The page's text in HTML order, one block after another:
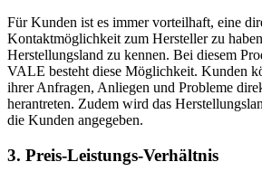
Für Kunden ist es immer vorteilhaft, eine
Kontaktmöglichkeit zum Hersteller zu
Herstellungsland zu kennen. Bei diesem
VALE besteht diese Möglichkeit. Kunden
ihrer Anfragen, Anliegen und Probleme
herantreten. Zudem wird das
die Kunden angegeben.
3. Preis-Leistungs-Verhältnis